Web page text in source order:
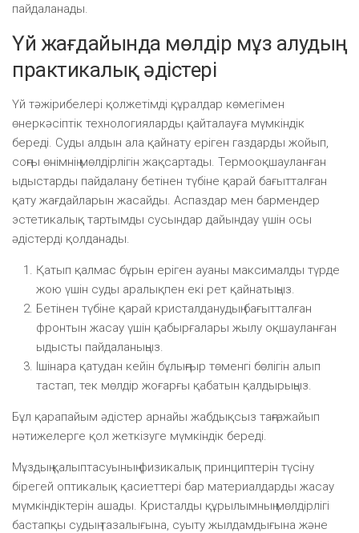
пайдаланады.
Үй жағдайында мөлдір мұз алудың
практикалық әдістері
Үй тәжірибелері қолжетімді құралдар көмегімен
өнеркәсіптік технологияларды қайталауға мүмкіндік
береді. Суды алдын ала қайнату еріген газдарды жойып,
соңғы өнімнің мөлдірлігін жақсартады. Термооқшауланған
ыдыстарды пайдалану бетінен түбіне қарай бағытталған
қату жағдайларын жасайды. Аспаздар мен бармендер
эстетикалық тартымды сусындар дайындау үшін осы
әдістерді қолданады.
Қатып қалмас бұрын еріген ауаны максималды түрде
жою үшін суды аралықпен екі рет қайнатыңыз.
Бетінен түбіне қарай кристалданудың бағытталған
фронтын жасау үшін қабырғалары жылу оқшауланған
ыдысты пайдаланыңыз.
Ішінара қатудан кейін бұлыңғыр төменгі бөлігін алып
тастап, тек мөлдір жоғарғы қабатын қалдырыңыз.
Бұл қарапайым әдістер арнайы жабдықсыз таңғажайып
нәтижелерге қол жеткізуге мүмкіндік береді.
Мұздың қалыптасуының физикалық принциптерін түсіну
бірегей оптикалық қасиеттері бар материалдарды жасау
мүмкіндіктерін ашады. Кристалды құрылымның мөлдірлігі
бастапқы судың тазалығына, суыту жылдамдығына және